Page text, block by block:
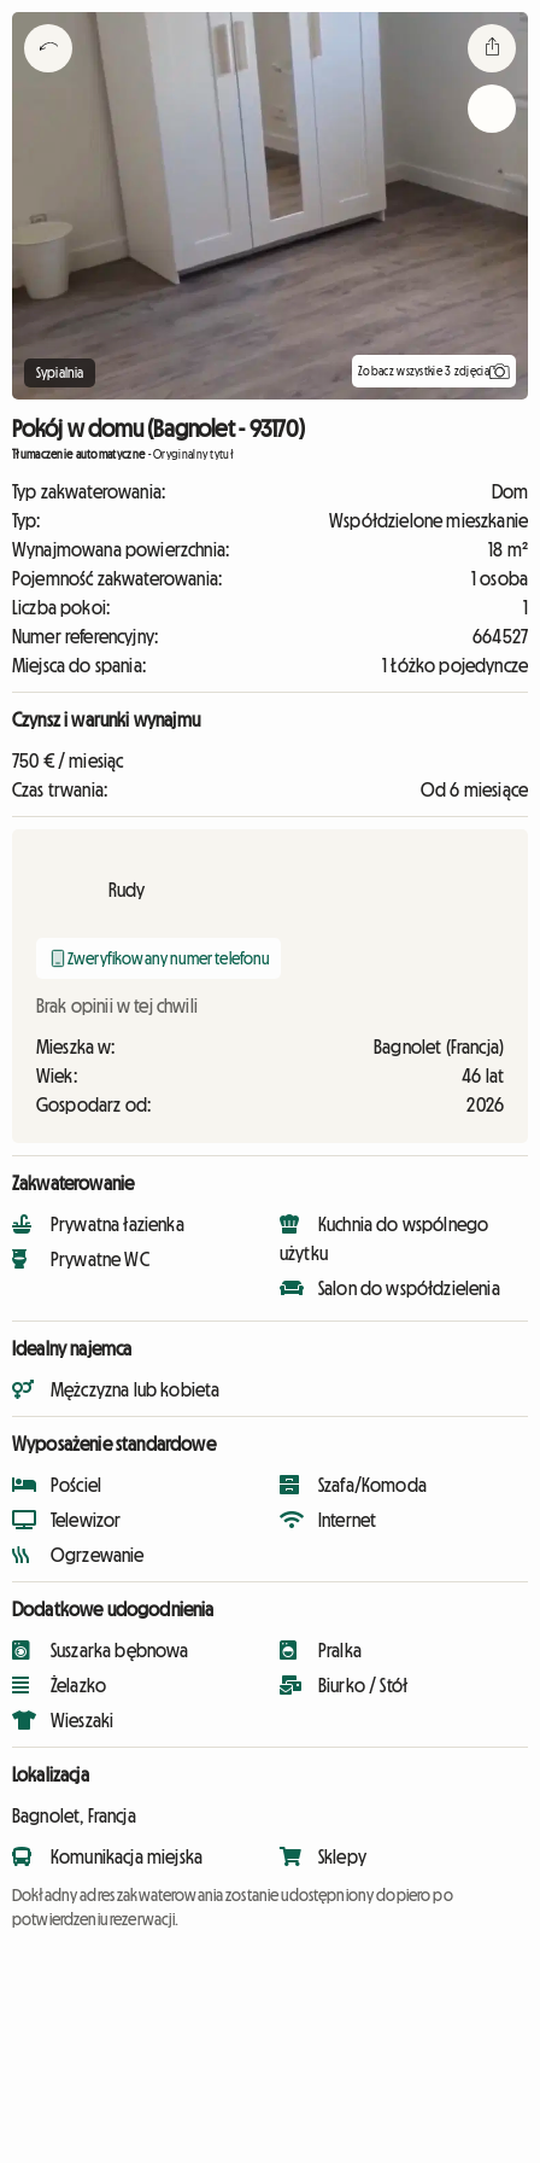
Sypialnia Zobacz wszystkie 3 zdjęcia
Pokój w domu (Bagnolet - 93170)
Tłumaczenie automatyczne-Oryginalny tytuł
Typ zakwaterowania:
Dom
Typ:
Współdzielone mieszkanie
Wynajmowana powierzchnia:
18 m²
Pojemność zakwaterowania:
1 osoba
Liczba pokoi:
1
Numer referencyjny:
664527
Miejsca do spania:
1 Łóżko pojedyncze
Czynsz i warunki wynajmu
750 € / miesiąc
Czas trwania:
Od 6 miesiące
Rudy
Zweryfikowany numer telefonu
Brak opinii w tej chwili
Mieszka w:
Bagnolet (Francja)
Wiek:
46 lat
Gospodarz od:
2026
Zakwaterowanie
Prywatna łazienka
Prywatne WC
Kuchnia do wspólnego
użytku
Salon do współdzielenia
Idealny najemca
Mężczyzna lub kobieta
Wyposażenie standardowe
Pościel
Telewizor
Ogrzewanie
Szafa/Komoda
Internet
Dodatkowe udogodnienia
Suszarka bębnowa
Żelazko
Wieszaki
Pralka
Biurko / Stół
Lokalizacja
Bagnolet, Francja
Komunikacja miejska Sklepy
Dokładny adres zakwaterowania zostanie udostępniony dopiero po
potwierdzeniu rezerwacji.